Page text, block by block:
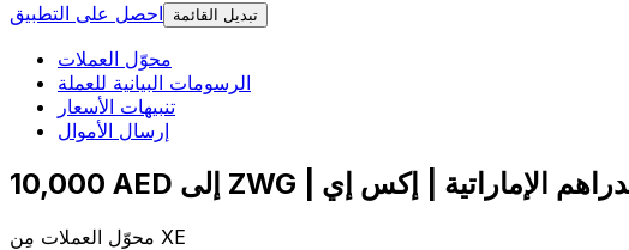
احصل على التطبيق
تبديل القائمة
محوّل العملات
الرسومات البيانية للعملة
تنبيهات الأسعار
إرسال الأموال
محوّل العملات مِن XE